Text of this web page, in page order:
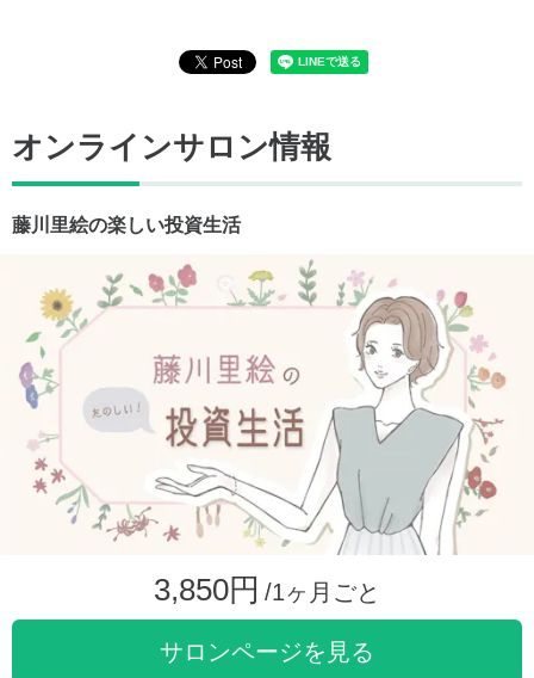
オンラインサロン情報
藤川里絵の楽しい投資生活
3,850円 /1ヶ月ごと
サロンページを見る